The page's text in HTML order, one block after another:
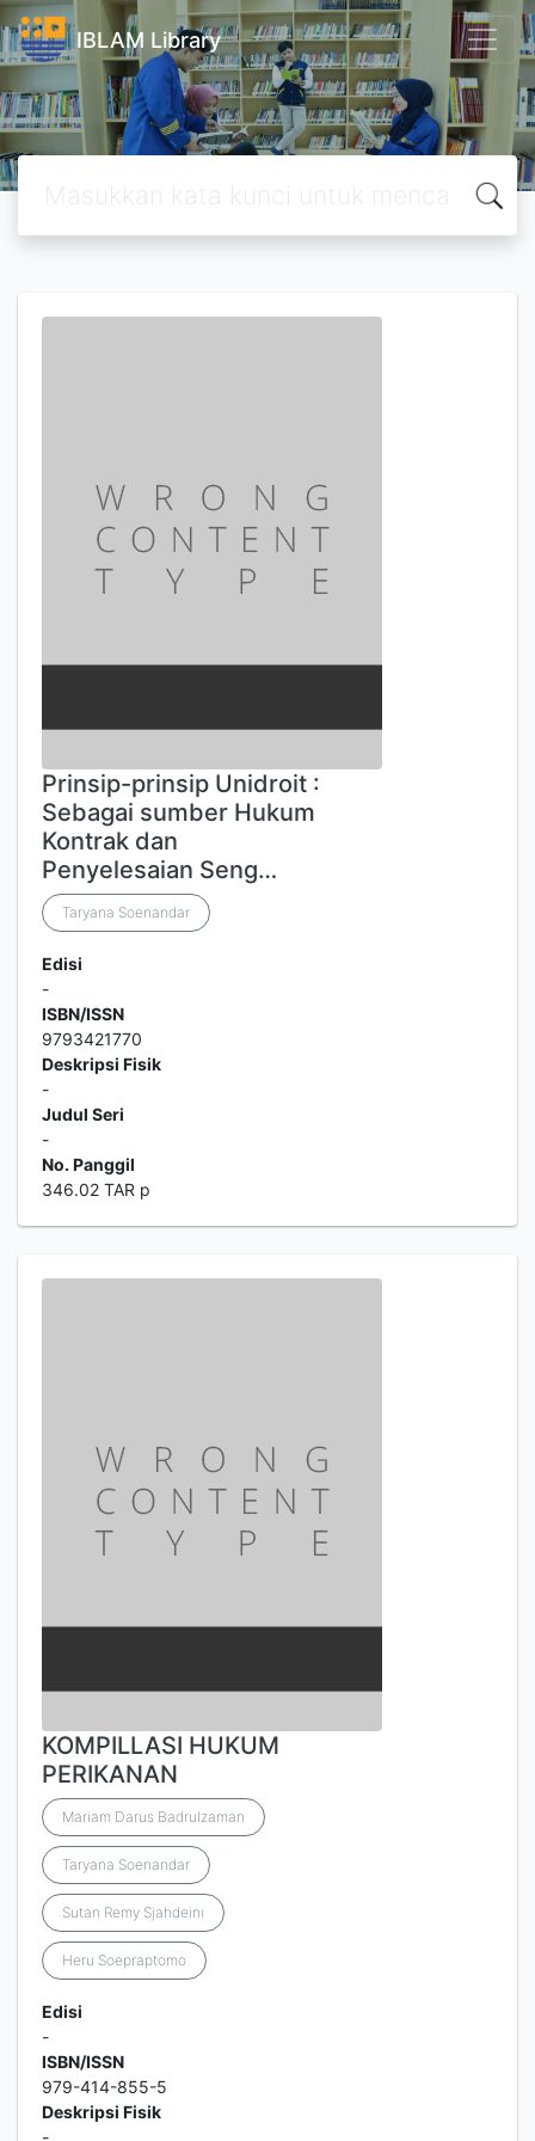
IBLAM Library
Prinsip-prinsip Unidroit :
Sebagai sumber Hukum
Kontrak dan
Penyelesaian Seng…
Taryana Soenandar
Edisi
-
ISBN/ISSN
9793421770
Deskripsi Fisik
-
Judul Seri
-
No. Panggil
346.02 TAR p
KOMPILLASI HUKUM
PERIKANAN
Mariam Darus Badrulzaman
Taryana Soenandar
Sutan Remy Sjahdeini
Heru Soepraptomo
Edisi
-
ISBN/ISSN
979-414-855-5
Deskripsi Fisik
-